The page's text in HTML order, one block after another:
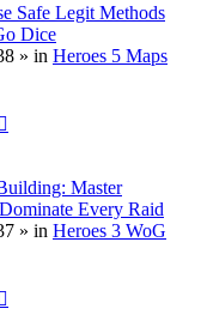
Safe Legit Methods
Dice
» in Heroes 5 Maps
Master
Every Raid
» in Heroes 3 WoG